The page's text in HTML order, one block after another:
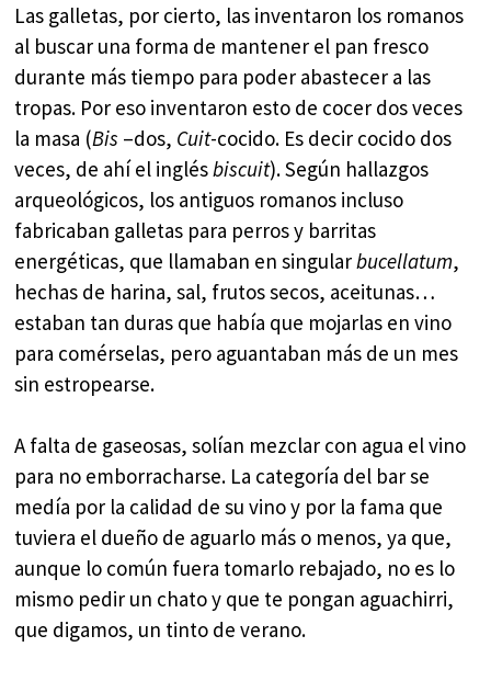
Las galletas, por cierto, las inventaron los romanos
al buscar una forma de mantener el pan fresco
durante más tiempo para poder abastecer a las
tropas. Por eso inventaron esto de cocer dos veces
la masa (Bis –dos, Cuit-cocido. Es decir cocido dos
veces, de ahí el inglésbiscuit). Según hallazgos
arqueológicos, los antiguos romanos incluso
fabricaban galletas para perros y barritas
energéticas, que llamaban en singularbucellatum,
hechas de harina, sal, frutos secos, aceitunas…
estaban tan duras que había que mojarlas en vino
para comérselas, pero aguantaban más de un mes
sin estropearse.
A falta de gaseosas, solían mezclar con agua el vino
para no emborracharse. La categoría del bar se
medía por la calidad de su vino y por la fama que
tuviera el dueño de aguarlo más o menos, ya que,
aunque lo común fuera tomarlo rebajado, no es lo
mismo pedir un chato y que te pongan aguachirri,
que digamos, un tinto de verano.